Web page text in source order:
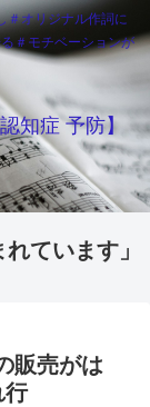
＃オリジナル作詞に
＃モチベーションが
知症 予防】
ています」
販売がは
行